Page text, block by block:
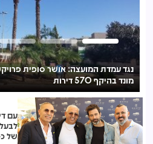
נגד עמדת המועצה: אושר סופית
מונד בהיקף 570 דירות
של כ-2.6